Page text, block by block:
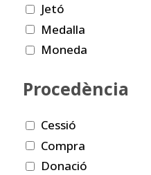
Jetó
Medalla
Moneda
Procedència
Cessió
Compra
Donació